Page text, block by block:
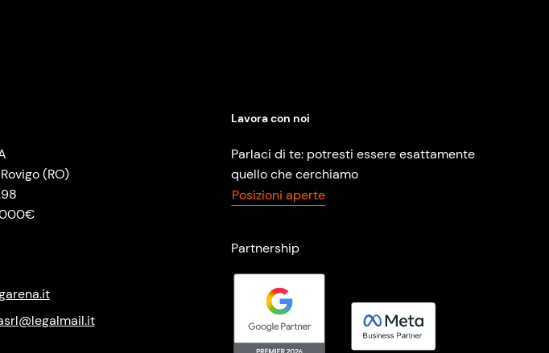
(RO)
Lavora con noi
Parlaci di te: potresti essere esattamente
quello che cerchiamo
Posizioni aperte
Partnership